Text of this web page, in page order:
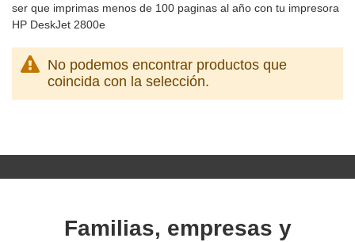
ser que imprimas menos de 100 paginas al año con tu impresora
HP DeskJet 2800e
No podemos encontrar productos que
coincida con la selección.
Familias, empresas y